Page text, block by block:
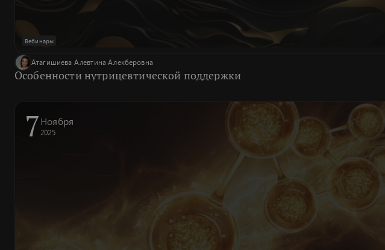
Вебинары
Атагишиева Алевтина Алекберовна
Особенности нутрицевтической поддержки
7Ноября
2025